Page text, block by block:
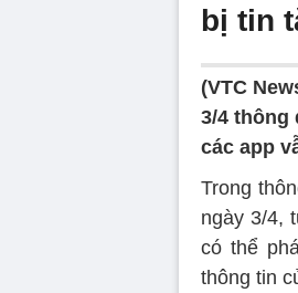
bị tin
(VTC
3/4 thông
các app
Trong
ngày 3/4,
có thể
thông tin